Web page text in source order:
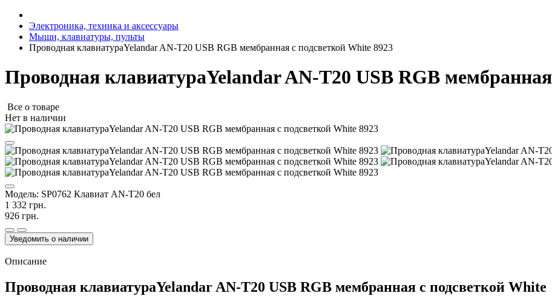
Электроника, техника и аксессуары
Мыши, клавиатуры, пульты
Проводная клавиатураYelandar AN-T20 USB RGB мембранная с подсветкой White 8923
Проводная клавиатураYelandar AN-T20 USB RGB
Все о товаре
Нет в наличии
Модель: SP0762 Клавиат AN-T20 бел
1 332 грн.
926 грн.
Уведомить о наличии
Описание
Проводная клавиатураYelandar AN-T20 USB RGB мембранная с подсветкой White